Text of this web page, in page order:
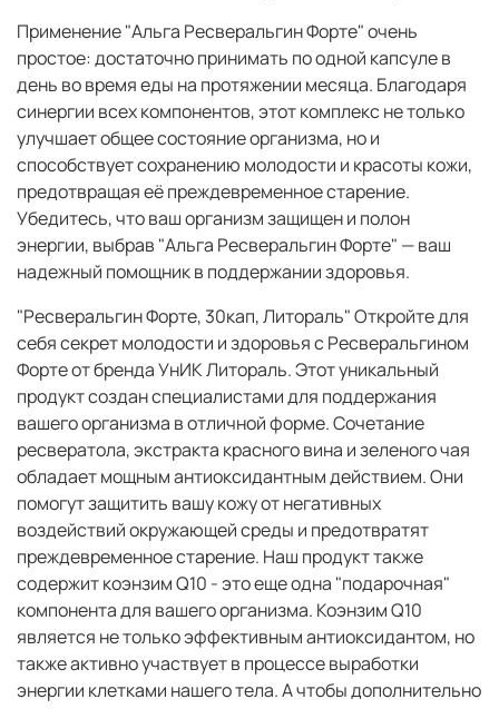
Применение "Альга Ресверальгин Форте" очень
простое: достаточно принимать по одной капсуле в
день во время еды на протяжении месяца. Благодаря
синергии всех компонентов, этот комплекс не только
улучшает общее состояние организма, но и
способствует сохранению молодости и красоты кожи,
предотвращая её преждевременное старение.
Убедитесь, что ваш организм защищен и полон
энергии, выбрав "Альга Ресверальгин Форте" — ваш
надежный помощник в поддержании здоровья.
"Ресверальгин Форте, 30кап, Литораль" Откройте для
себя секрет молодости и здоровья с Ресверальгином
Форте от бренда УнИК Литораль. Этот уникальный
продукт создан специалистами для поддержания
вашего организма в отличной форме. Сочетание
ресвератола, экстракта красного вина и зеленого чая
обладает мощным антиоксидантным действием. Они
помогут защитить вашу кожу от негативных
воздействий окружающей среды и предотвратят
преждевременное старение. Наш продукт также
содержит коэнзим Q10 - это еще одна "подарочная"
компонента для вашего организма. Коэнзим Q10
является не только эффективным антиоксидантом, но
также активно участвует в процессе выработки
энергии клетками нашего тела. А чтобы дополнительно